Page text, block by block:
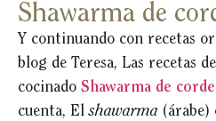
Shawarma de
Y continuando con recetas
blog de Teresa, Las recetas
cocinado Shawarma de
cuenta, Elshawarma (árabe)